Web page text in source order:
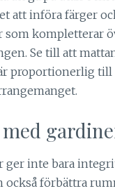
att införa färger
som kompletterar
Se till att
proportionerlig till
med
ger inte bara
också förbättra